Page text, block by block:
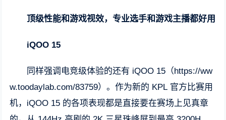
顶级性能和游戏视效，专业选手和游戏主播都好用
iQOO 15
同样强调电竞级体验的还有 iQOO 15（https://ww
w.toodaylab.com/83759）。作为新的 KPL 官方比赛用
机，iQOO 15 的各项表现都是直接要在赛场上见真章